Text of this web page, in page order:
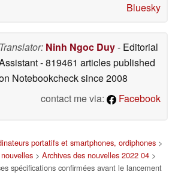
Bluesky
Translator: Ninh Ngoc Duy- Editorial
- 819461 articles published
Notebookchecksince 2008
contact me via:
Facebook
portatifs et smartphones, ordiphones >
> Archives des nouvelles 2022 04 >
spécifications confirmées avant le lancement